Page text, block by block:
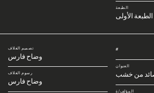
الطبعة
الطبعة الأولى
#
العنوان
من خشب
المؤلف/ة
تصميم الغلاف
وضاح فارس
رسوم الغلاف
وضاح فارس